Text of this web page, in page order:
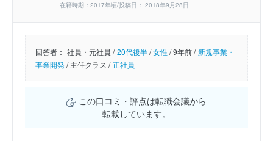
在籍時期：2017年頃/投稿日： 2018年9月28日
回答者： 社員・元社員 / 20代後半/女性/9年前 / 新規事業・
事業開発/主任クラス / 正社員
この口コミ・評点は転職会議から
転載しています。